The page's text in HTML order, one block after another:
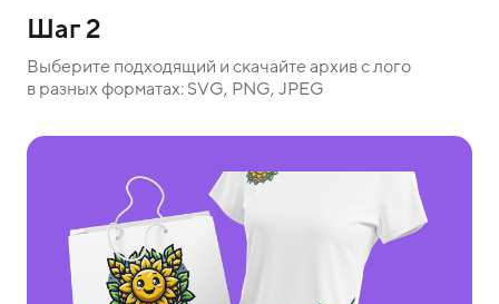
Шаг 2
Выберите подходящий и скачайте архив с лого
в разных форматах: SVG, PNG, JPEG